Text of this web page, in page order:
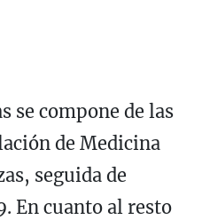
se compone de las
de Medicina
seguida de
En cuanto al resto